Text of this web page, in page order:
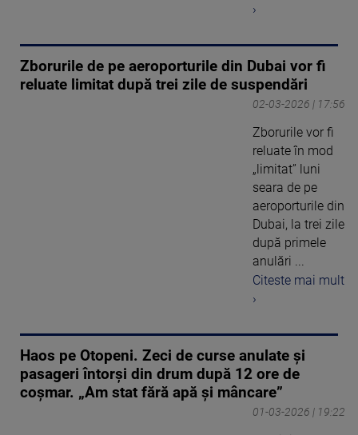
›
Zborurile de pe aeroporturile din Dubai vor fi
reluate limitat după trei zile de suspendări
02-03-2026 | 17:56
Zborurile vor fi
reluate în mod
„limitat” luni
seara de pe
aeroporturile din
Dubai, la trei zile
după primele
anulări ...
Citeste mai mult
›
Haos pe Otopeni. Zeci de curse anulate și
pasageri întorși din drum după 12 ore de
coșmar. „Am stat fără apă și mâncare”
01-03-2026 | 19:22